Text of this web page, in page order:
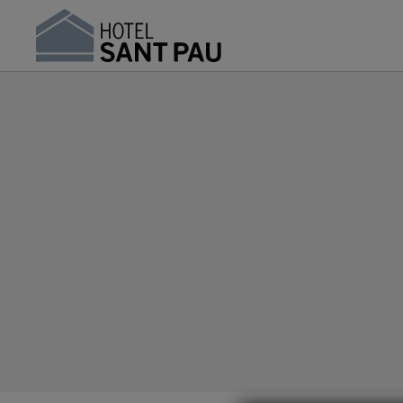
Hotel Sant Pau en Barcelona | Web Oficial